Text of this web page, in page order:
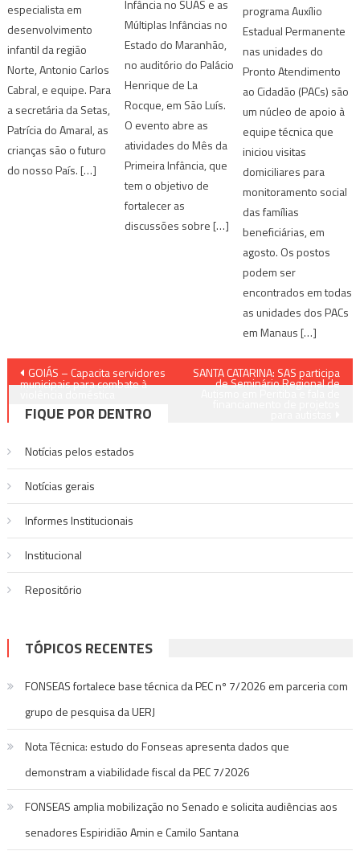
especialista em
desenvolvimento
infantil da região
Norte, Antonio Carlos
Cabral, e equipe. Para
a secretária da Setas,
Patrícia do Amaral, as
crianças são o futuro
do nosso País. […]
Infância no SUAS e as
Múltiplas Infâncias no
Estado do Maranhão,
no auditório do Palácio
Henrique de La
Rocque, em São Luís.
O evento abre as
atividades do Mês da
Primeira Infância, que
tem o objetivo de
fortalecer as
discussões sobre […]
programa Auxílio
Estadual Permanente
nas unidades do
Pronto Atendimento
ao Cidadão (PACs) são
um núcleo de apoio à
equipe técnica que
iniciou visitas
domiciliares para
monitoramento social
das famílias
beneficiárias, em
agosto. Os postos
podem ser
encontrados em todas
as unidades dos PACs
em Manaus […]
Navegação
de
Post
GOIÁS – Capacita servidores
municipais para combate à
SANTA CATARINA: SAS participa
de Seminário Regional de
FIQUE POR DENTRO
Notícias pelos estados
Notí­cias gerais
Informes Institucionais
Institucional
Repositório
TÓPICOS RECENTES
FONSEAS fortalece base técnica da PEC nº 7/2026 em parceria com
grupo de pesquisa da UERJ
Nota Técnica: estudo do Fonseas apresenta dados que
demonstram a viabilidade fiscal da PEC 7/2026
FONSEAS amplia mobilização no Senado e solicita audiências aos
senadores Espiridião Amin e Camilo Santana